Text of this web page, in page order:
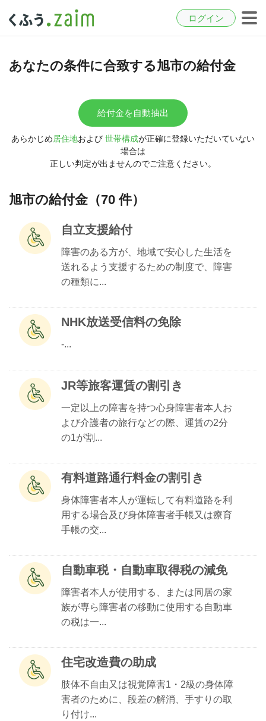
ログイン
あなたの条件に合致する旭市の給付金
給付金を自動抽出
あらかじめ居住地および 世帯構成が正確に登録いただいていない
場合は
正しい判定が出ませんのでご注意ください。
旭市の給付金（70 件）
自立支援給付
障害のある方が、地域で安心した生活を
送れるよう支援するための制度で、障害
の種類に...
NHK放送受信料の免除
-...
JR等旅客運賃の割引き
一定以上の障害を持つ心身障害者本人お
よび介護者の旅行などの際、運賃の2分
の1が割...
有料道路通行料金の割引き
身体障害者本人が運転して有料道路を利
用する場合及び身体障害者手帳又は療育
手帳の交...
自動車税・自動車取得税の減免
障害者本人が使用する、または同居の家
族が専ら障害者の移動に使用する自動車
の税は一...
住宅改造費の助成
肢体不自由又は視覚障害1・2級の身体障
害者のために、段差の解消、手すりの取
り付け...